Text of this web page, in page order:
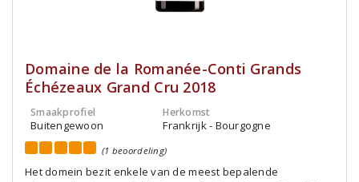
Domaine de la Romanée-Conti Grands
Échézeaux Grand Cru 2018
Smaakprofiel
Buitengewoon
Herkomst
Frankrijk - Bourgogne
(1 beoordeling)
Het domein bezit enkele van de meest bepalende